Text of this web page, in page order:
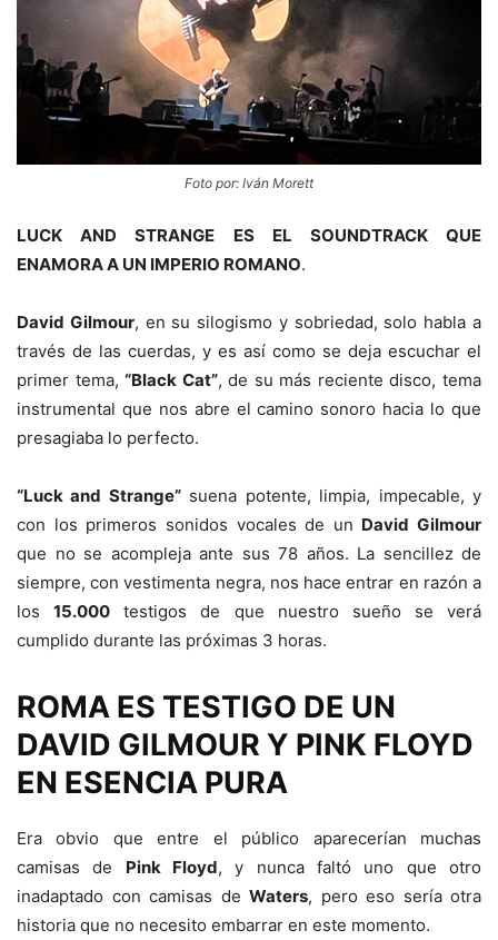
Foto por: Iván Morett
LUCK AND STRANGE ES EL SOUNDTRACK QUE
ENAMORA A UN IMPERIO ROMANO.
David Gilmour, en su silogismo y sobriedad, solo habla a
través de las cuerdas, y es así como se deja escuchar el
primer tema,“Black Cat”, de su más reciente disco, tema
instrumental que nos abre el camino sonoro hacia lo que
presagiaba lo perfecto.
“Luck and Strange”suena potente, limpia, impecable, y
con los primeros sonidos vocales de un David Gilmour
que no se acompleja ante sus 78 años. La sencillez de
siempre, con vestimenta negra, nos hace entrar en razón a
los15.000 testigos de que nuestro sueño se verá
cumplido durante las próximas 3 horas.
ROMA ES TESTIGO DE UN
DAVID GILMOUR Y PINK FLOYD
EN ESENCIA PURA
Era obvio que entre el público aparecerían muchas
camisas de Pink Floyd, y nunca faltó uno que otro
inadaptado con camisas de Waters, pero eso sería otra
historia que no necesito embarrar en este momento.